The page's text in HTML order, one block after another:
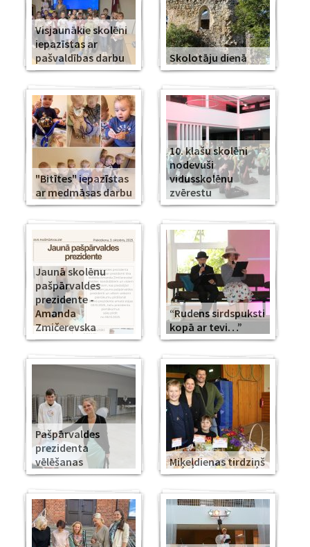
Visjaunākie skolēni
iepazīstas ar
pašvaldības darbu
Skolotāju dienā
"Bitītes" iepazīstas
ar medmāsas darbu
10. klašu skolēni
nodevuši
vidusskolēnu
zvērestu
Jaunā skolēnu
pašpārvaldes
prezidente -
Amanda
Zmičerevska
“Rudens sirdspuksti
kopā ar tevi…”
Pašpārvaldes
prezidenta
vēlēšanas
Miķeļdienas tirdziņš